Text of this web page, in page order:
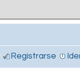
Registrarse